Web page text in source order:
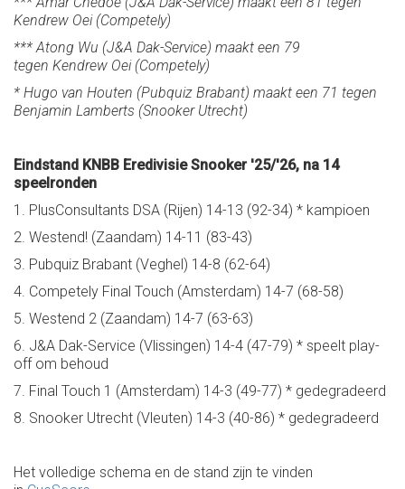
Kendrew Oei (Competely)
*** Atong Wu (J&A Dak-Service) maakt een 79
tegen Kendrew Oei (Competely)
* Hugo van Houten (Pubquiz Brabant) maakt een 71 tegen
Benjamin Lamberts (Snooker Utrecht)
Eindstand KNBB Eredivisie Snooker '25/'26, na 14
speelronden
1. PlusConsultants DSA (Rijen) 14-13 (92-34) * kampioen
2. Westend! (Zaandam) 14-11 (83-43)
3. Pubquiz Brabant (Veghel) 14-8 (62-64)
4. Competely Final Touch (Amsterdam) 14-7 (68-58)
5. Westend 2 (Zaandam) 14-7 (63-63)
6. J&A Dak-Service (Vlissingen) 14-4 (47-79) * speelt play-
off om behoud
7. Final Touch 1 (Amsterdam) 14-3 (49-77) * gedegradeerd
8. Snooker Utrecht (Vleuten) 14-3 (40-86) * gedegradeerd
Het volledige schema en de stand zijn te vinden